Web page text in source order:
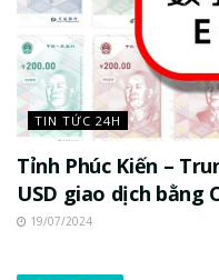
TIN TỨC 24H
Tỉnh Phúc Kiến –
USD giao dịch bằng
19/07/2024